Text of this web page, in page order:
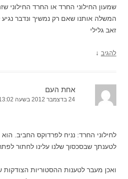
שמעון החילוני החרד או החרד החילוני
המשלה אותנו שאם רק נמשיך ונדבר נגיע
זאב גלילי
להגיב ↓
אחת העם
24 בדצמבר 2012 בשעה 13:02
לחילוני החרד: נניח לפרדוקס החביב. הוא
לטענתך שבסכסוך שלנו עלינו לחתור
ואכן מעבר לטענות ההסטוריות הצודקות